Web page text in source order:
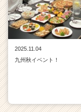
2025.11.04
九州秋イベント！